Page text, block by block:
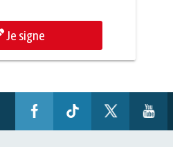
Je signe